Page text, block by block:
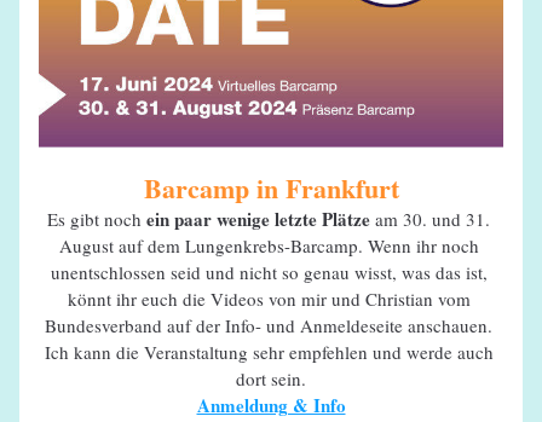
Barcamp in Frankfurt
Es gibt noch ein paar wenige letzte Plätze am 30. und 31.
August auf dem Lungenkrebs-Barcamp. Wenn ihr noch
unentschlossen seid und nicht so genau wisst, was das ist,
könnt ihr euch die Videos von mir und Christian vom
Bundesverband auf der Info- und Anmeldeseite anschauen.
Ich kann die Veranstaltung sehr empfehlen und werde auch
dort sein.
Anmeldung & Info